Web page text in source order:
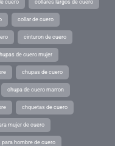
cuero collares largos de cuero
collar de cuero
cinturon de cuero
de cuero mujer
chupas de cuero
chupa de cuero marron
chquetas de cuero
mujer de cuero
para hombre de cuero